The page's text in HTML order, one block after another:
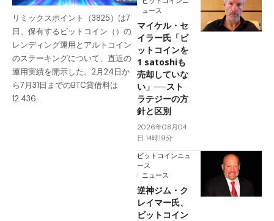
リミックスポイント（3825）は7
日、保有するビットコイン（）の
レンディング運用とアルトコイン
のステーキングについて、直近の
運用実績を開示した。2月24日か
ら7月31日までのBTC貸借料は
12.436…
ュース
マイケル・セ
イラー氏「ビ
ットコインを
1 satoshiも
売却していな
い」──スト
ラテジーの方
針と区別
2026年08月04
日 14時19分
ビットコインニュ
ース
ニュース
逆神ジム・ク
レイマー氏、
ビットコイン